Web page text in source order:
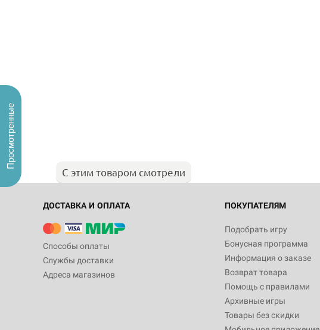
С этим товаром смотрели
ДОСТАВКА И ОПЛАТА
Способы оплаты
Службы доставки
Адреса магазинов
ПОКУПАТЕЛЯМ
Подобрать игру
Бонусная программа
Информация о заказе
Возврат товара
Помощь с правилами
Архивные игры
Товары без скидки
Просмотренные